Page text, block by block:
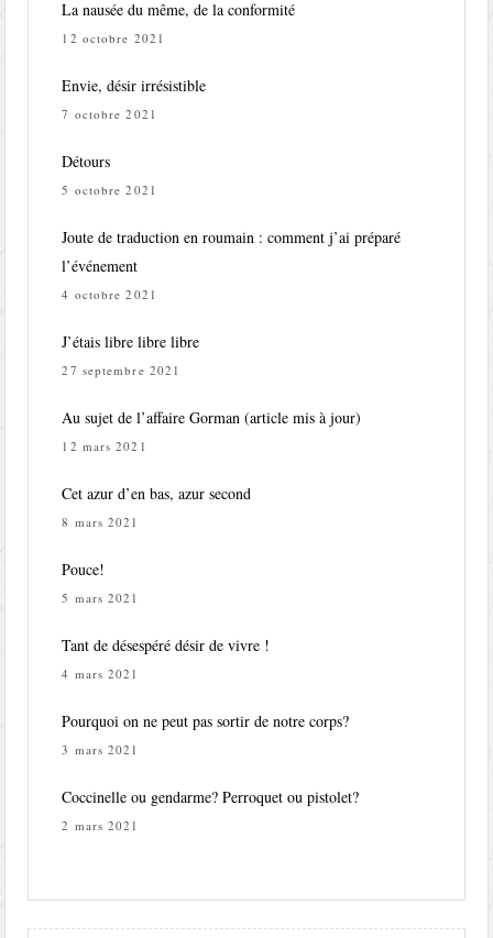
La nausée du même, de la conformité
12 octobre 2021
Envie, désir irrésistible
7 octobre 2021
Détours
5 octobre 2021
Joute de traduction en roumain : comment j’ai préparé
l’événement
4 octobre 2021
J’étais libre libre libre
27 septembre 2021
Au sujet de l’affaire Gorman (article mis à jour)
12 mars 2021
Cet azur d’en bas, azur second
8 mars 2021
Pouce!
5 mars 2021
Tant de désespéré désir de vivre !
4 mars 2021
Pourquoi on ne peut pas sortir de notre corps?
3 mars 2021
Coccinelle ou gendarme? Perroquet ou pistolet?
2 mars 2021